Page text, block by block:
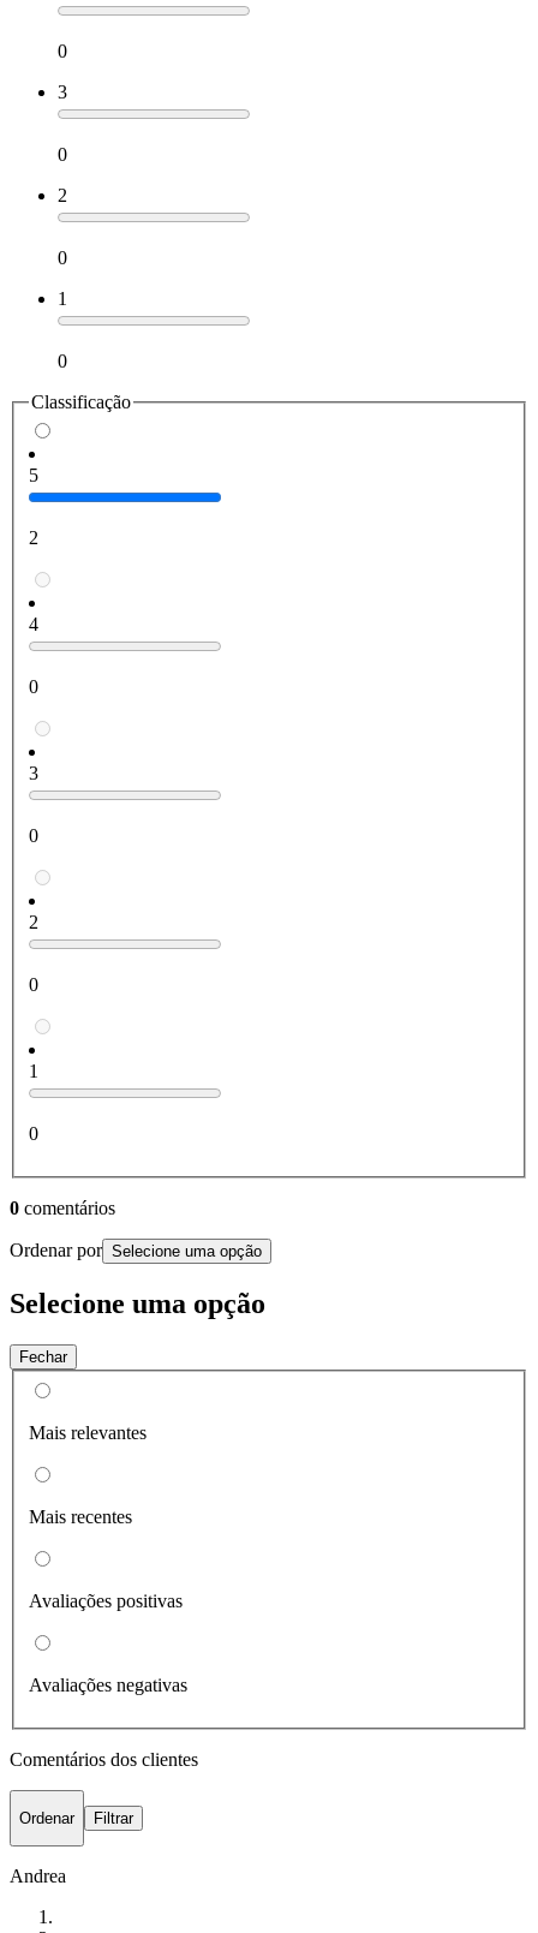
0
3
0
2
0
1
0
Classificação
5
2
4
0
3
0
2
0
1
0
0 comentários
Ordenar por Selecione uma opção
Selecione uma opção
Fechar
Mais relevantes
Mais recentes
Avaliações positivas
Avaliações negativas
Comentários dos clientes
Ordenar Filtrar
Andrea